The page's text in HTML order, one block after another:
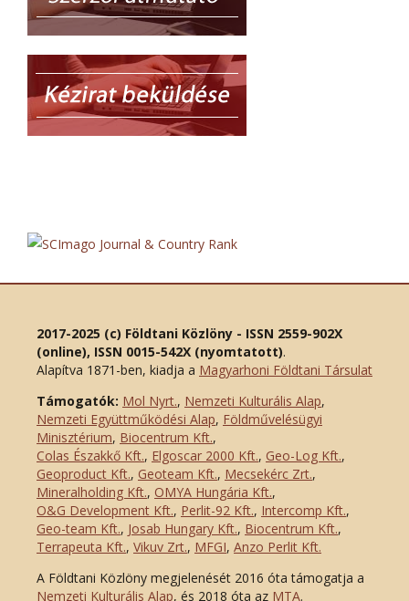
2017-2025 (c) Földtani Közlöny - ISSN 2559-902X
(online), ISSN 0015-542X (nyomtatott).
Alapítva 1871-ben, kiadja a Magyarhoni Földtani Társulat
Támogatók: Mol Nyrt., Nemzeti Kulturális Alap,
Nemzeti Együttműködési Alap, Földművelésügyi
Minisztérium, Biocentrum Kft.,
Colas Északkő Kft., Elgoscar 2000 Kft., Geo-Log Kft.,
Geoproduct Kft., Geoteam Kft., Mecsekérc Zrt.,
Mineralholding Kft., OMYA Hungária Kft.,
O&G Development Kft., Perlit-92 Kft., Intercomp Kft.,
Geo-team Kft., Josab Hungary Kft., Biocentrum Kft.,
Terrapeuta Kft., Vikuv Zrt., MFGI, Anzo Perlit Kft.
A Földtani Közlöny megjelenését 2016 óta támogatja a
Nemzeti Kulturális Alap, és 2018 óta az MTA.